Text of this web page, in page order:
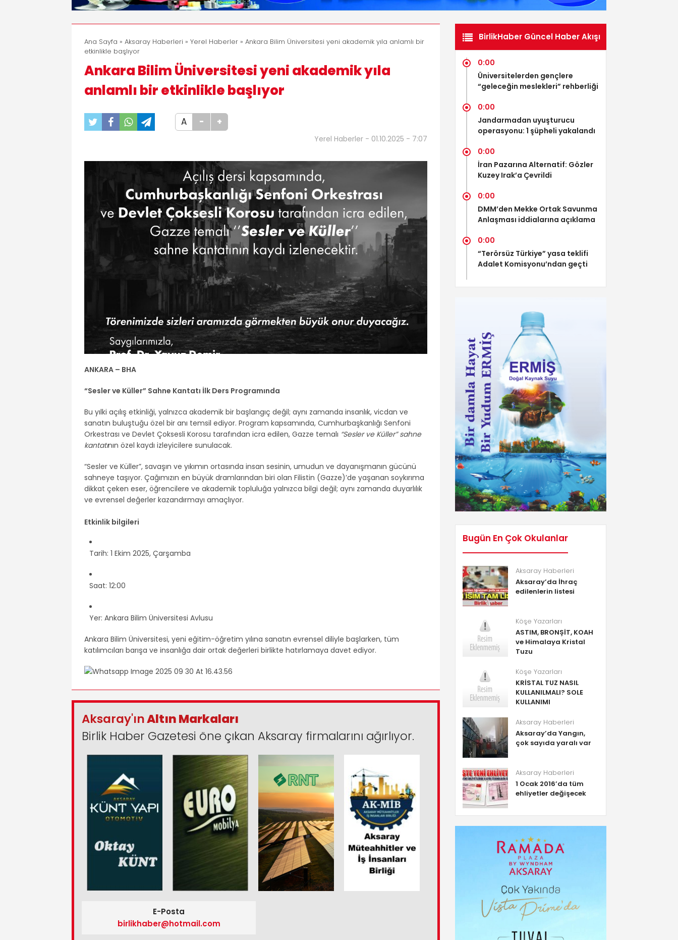
Ana Sayfa » Aksaray Haberleri » Yerel Haberler » Ankara Bilim Üniversitesi yeni akademik yıla anlamlı bir
etkinlikle başlıyor
Ankara Bilim Üniversitesi yeni akademik yıla
anlamlı bir etkinlikle başlıyor
A - +
Yerel Haberler - 01.10.2025 - 7:07
ANKARA – BHA
“Sesler ve Küller” Sahne Kantatı İlk Ders Programında
Bu yılki açılış etkinliği, yalnızca akademik bir başlangıç değil; aynı zamanda insanlık, vicdan ve
sanatın buluştuğu özel bir anı temsil ediyor. Program kapsamında, Cumhurbaşkanlığı Senfoni
Orkestrası ve Devlet Çoksesli Korosu tarafından icra edilen, Gazze temalı “Sesler ve Küller” sahne
kantatının özel kaydı izleyicilere sunulacak.
“Sesler ve Küller”, savaşın ve yıkımın ortasında insan sesinin, umudun ve dayanışmanın gücünü
sahneye taşıyor. Çağımızın en büyük dramlarından biri olan Filistin (Gazze)’de yaşanan soykırıma
dikkat çeken eser, öğrencilere ve akademik topluluğa yalnızca bilgi değil; aynı zamanda duyarlılık
ve evrensel değerler kazandırmayı amaçlıyor.
Etkinlik bilgileri
Tarih: 1 Ekim 2025, Çarşamba
Saat: 12:00
Yer: Ankara Bilim Üniversitesi Avlusu
Ankara Bilim Üniversitesi, yeni eğitim-öğretim yılına sanatın evrensel diliyle başlarken, tüm
katılımcıları barışa ve insanlığa dair ortak değerleri birlikte hatırlamaya davet ediyor.
Aksaray'ınAltın Markaları
Birlik Haber Gazetesi öne çıkan Aksaray firmalarını ağırlıyor.
E-Posta
birlikhaber@hotmail.com
BirlikHaber Güncel Haber Akışı
0:00
Üniversitelerden gençlere
“geleceğin meslekleri” rehberliği
0:00
Jandarmadan uyuşturucu
operasyonu: 1 şüpheli yakalandı
0:00
İran Pazarına Alternatif: Gözler
Kuzey Irak’a Çevrildi
0:00
DMM’den Mekke Ortak Savunma
Anlaşması iddialarına açıklama
0:00
“Terörsüz Türkiye” yasa teklifi
Adalet Komisyonu’ndan geçti
Bugün En Çok Okulanlar
Aksaray Haberleri
Aksaray’da İhraç
edilenlerin listesi
Köşe Yazarları
ASTIM, BRONŞİT, KOAH
ve Himalaya Kristal
Tuzu
Köşe Yazarları
KRİSTAL TUZ NASIL
KULLANILMALI? SOLE
KULLANIMI
Aksaray Haberleri
Aksaray’da Yangın,
çok sayıda yaralı var
Aksaray Haberleri
1 Ocak 2016’da tüm
ehliyetler değişecek